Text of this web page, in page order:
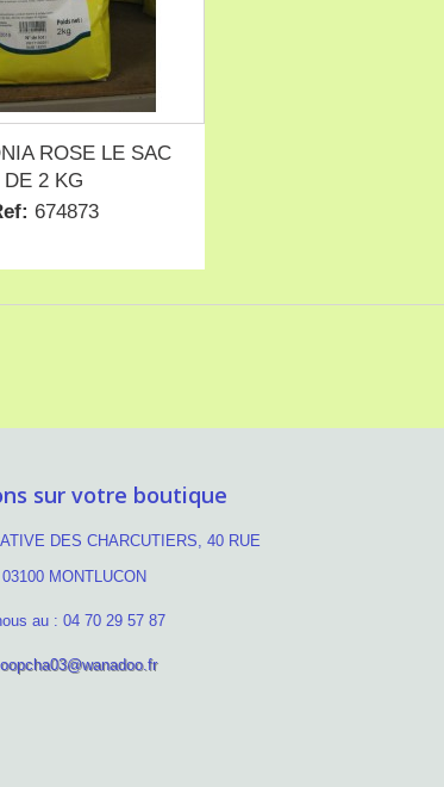
ROSE LE SAC
DE 2 KG
674873
sur votre boutique
DES CHARCUTIERS, 40 RUE
MONTLUCON
au : 04 70 29 57 87